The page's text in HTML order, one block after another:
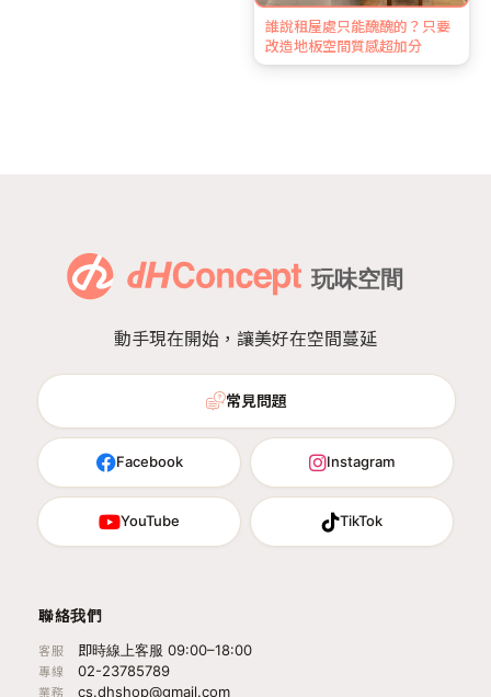
誰說租屋處只能醜醜的？只要
改造地板空間質感超加分
動手現在開始，讓美好在空間蔓延
常見問題
Facebook Instagram
YouTube TikTok
聯絡我們
客服 即時線上客服 09:00–18:00
專線 02-23785789
業務 cs.dhshop@gmail.com